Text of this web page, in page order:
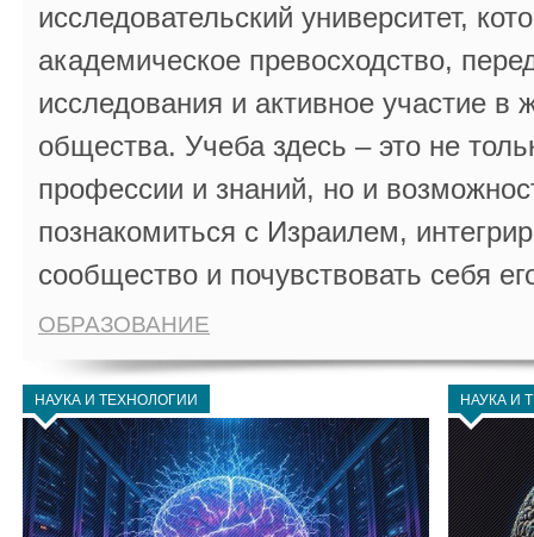
исследовательский университет,
академическое превосходство,
исследования и активное участие в
общества. Учеба здесь – это не
профессии и знаний, но и
познакомиться с Израилем,
сообщество и почувствовать себя
ОБРАЗОВАНИЕ
НАУКА И ТЕХНОЛОГИИ НАУКА И